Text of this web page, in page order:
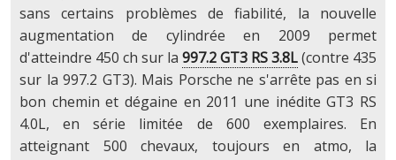
sans certains problèmes de fiabilité, la nouvelle
augmentation de cylindrée en 2009 permet
d'atteindre 450 ch sur la 997.2 GT3 RS 3.8L(contre 435
sur la 997.2 GT3). Mais Porsche ne s'arrête pas en si
bon chemin et dégaine en 2011 une inédite GT3 RS
4.0L, en série limitée de 600 exemplaires. En
atteignant 500 chevaux, toujours en atmo, la